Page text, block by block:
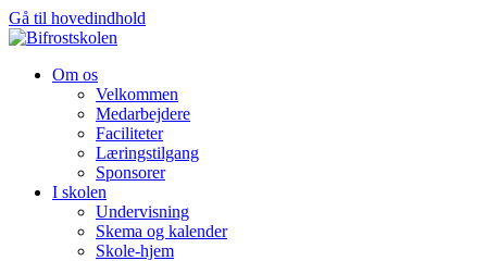
Gå til hovedindhold
Om os
Velkommen
Medarbejdere
Faciliteter
Læringstilgang
Sponsorer
I skolen
Undervisning
Skema og kalender
Skole-hjem